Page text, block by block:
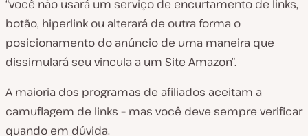
“você não usará um serviço de encurtamento de links,
botão, hiperlink ou alterará de outra forma o
posicionamento do anúncio de uma maneira que
dissimulará seu vincula a um Site Amazon”.
A maioria dos programas de afiliados aceitam a
camuflagem de links – mas você deve sempre verificar
quando em dúvida.